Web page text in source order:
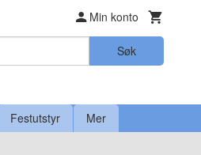
Min konto
Søk
Festutstyr Mer